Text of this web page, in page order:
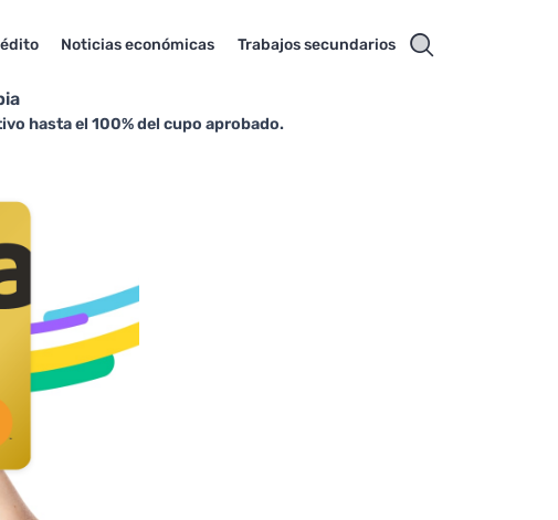
Noticias económicas Trabajos secundarios
hasta el 100% del cupo aprobado.